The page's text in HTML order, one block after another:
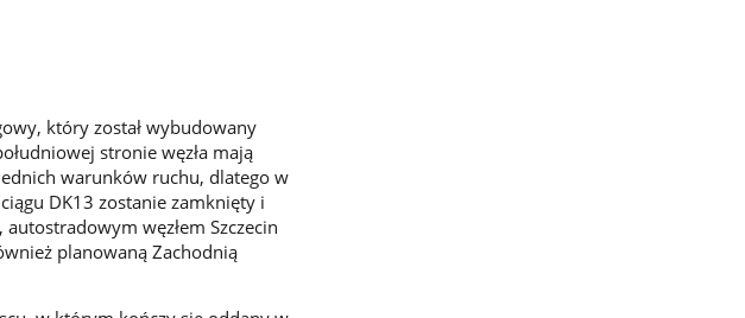
który został wybudowany
stronie węzła mają
warunków ruchu, dlatego w
DK13 zostanie zamknięty i
węzłem Szczecin
planowaną Zachodnią